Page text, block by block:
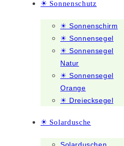
☀ Sonnenschutz
☀ Sonnenschirm
☀ Sonnensegel
☀ Sonnensegel
Natur
☀ Sonnensegel
Orange
☀ Dreiecksegel
☀ Solardusche